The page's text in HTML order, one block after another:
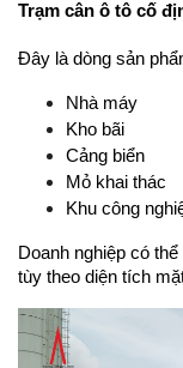
Trạm cân ô tô cố
Đây là dòng sản
Nhà máy
Kho bãi
Cảng biển
Mỏ khai thác
Khu công
Doanh nghiệp có
tùy theo diện tích